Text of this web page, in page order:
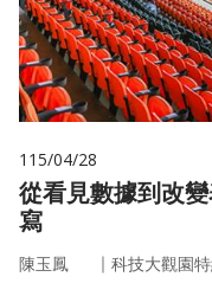
115/04/28
從看見數據到改
寫
陳玉鳳 ｜ 科技大觀園